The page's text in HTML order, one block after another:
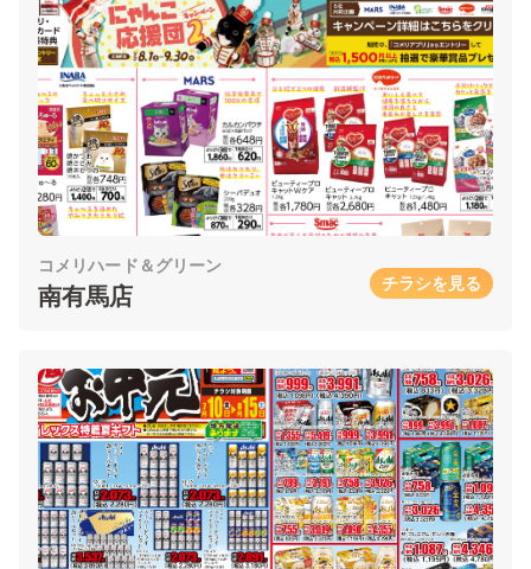
コメリハード＆グリーン
南有馬店 チラシを見る